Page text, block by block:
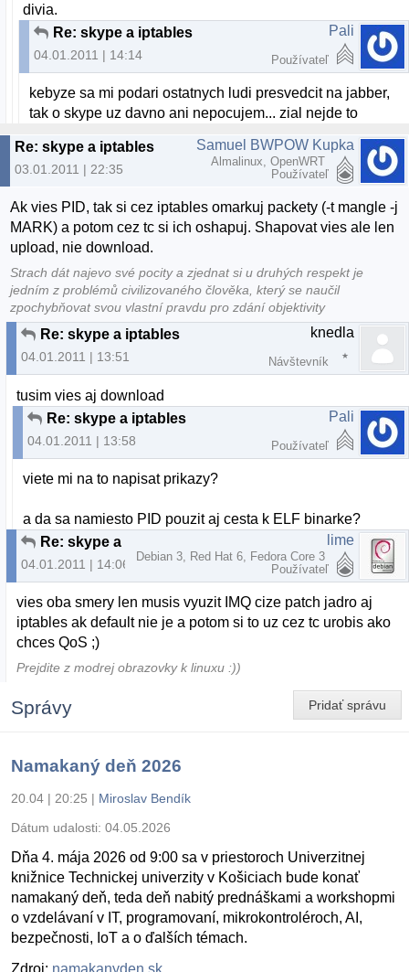
divia.
Re: skype a iptables
04.01.2011 | 14:14
Pali
Používateľ
kebyze sa mi podari ostatnych ludi presvedcit na jabber,
tak o skype uz davno ani nepocujem... zial nejde to
Re: skype a iptables
03.01.2011 | 22:35
Samuel BWPOW Kupka
Almalinux, OpenWRT
Používateľ
Ak vies PID, tak si cez iptables omarkuj packety (-t mangle -j
MARK) a potom cez tc si ich oshapuj. Shapovat vies ale len
upload, nie download.
Strach dát najevo své pocity a zjednat si u druhých respekt je
jedním z problémů civilizovaného člověka, který se naučil
zpochybňovat svou vlastní pravdu pro zdání objektivity
Re: skype a iptables
04.01.2011 | 13:51
knedla
Návštevník
tusim vies aj download
Re: skype a iptables
04.01.2011 | 13:58
Pali
Používateľ
viete mi na to napisat prikazy?
a da sa namiesto PID pouzit aj cesta k ELF binarke?
Re: skype a iptables
04.01.2011 | 14:06
lime
Debian 3, Red Hat 6, Fedora Core 3
Používateľ
vies oba smery len musis vyuzit IMQ cize patch jadro aj
iptables ak default nie je a potom si to uz cez tc urobis ako
chces QoS ;)
Prejdite z modrej obrazovky k linuxu :))
Pridať správu
Správy
Namakaný deň 2026
20.04 | 20:25 | Miroslav Bendík
Dátum udalosti: 04.05.2026
Dňa 4. mája 2026 od 9:00 sa v priestoroch Univerzitnej
knižnice Technickej univerzity v Košiciach bude konať
namakaný deň, teda deň nabitý prednáškami a workshopmi
o vzdelávaní v IT, programovaní, mikrokontroléroch, AI,
bezpečnosti, IoT a o ďalších témach.
Zdroj: namakanyden.sk